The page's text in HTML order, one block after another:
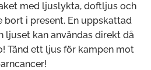
med ljuslykta, doftljus och
bort i present. En uppskattad
ljuset kan användas direkt då
Tänd ett ljus för kampen mot